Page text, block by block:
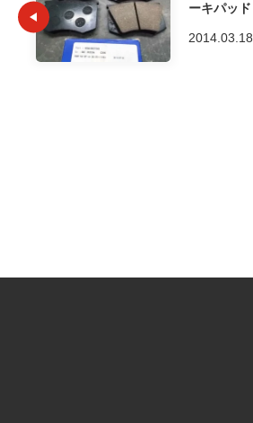
ーキパッド
2014.03.18